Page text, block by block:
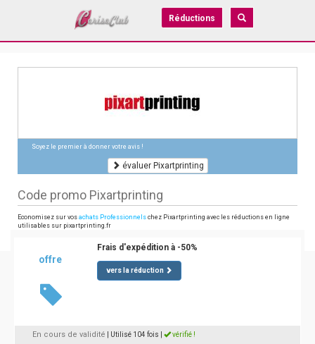
Réductions
Soyez le premier à donner votre avis !
évaluer Pixartprinting
Code promo Pixartprinting
Economisez sur vos achats Professionnels chez Pixartprinting avec les réductions en ligne
utilisables sur pixartprinting.fr
offre
Frais d'expédition à -50%
vers la réduction
En cours de validité | Utilisé 104 fois vérifié !